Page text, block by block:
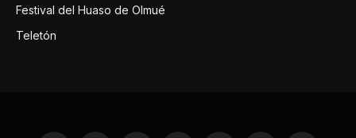
Festival del Huaso de Olmué
Teletón